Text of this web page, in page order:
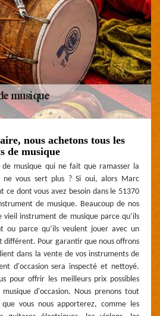
nous achetons tous les
de musique
musique qui ne fait que ramasser la
ne vous sert plus ? Si oui, alors Marc
ce dont vous avez besoin dans le 51370
de musique. Beaucoup de nos
instrument de musique parce qu’ils
ou parce qu’ils veulent jouer avec un
Pour garantir que nous offrons
dans la vente de vos instruments de
d'occasion sera inspecté et nettoyé.
pour offrir les meilleurs prix possibles
d'occasion. Nous prenons tout
vous nous apporterez, comme les